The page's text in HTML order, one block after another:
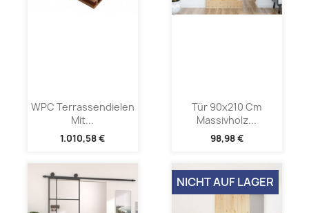
WPC Terrassendielen
Mit...
1.010,58 €
Tür 90x210 Cm
Massivholz...
98,98 €
NICHT AUF LAGER